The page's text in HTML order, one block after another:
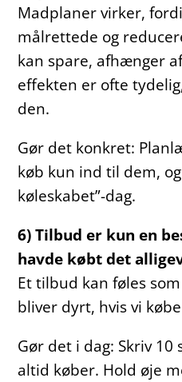
Madplaner virker,
målrettede og
kan spare, afhænger
effekten er ofte
den.
Gør det konkret:
køb kun ind til dem,
køleskabet”-dag.
6) Tilbud er kun en
havde købt det
Et tilbud kan føles
bliver dyrt, hvis vi
Gør det i dag: Skriv
altid køber. Hold øje